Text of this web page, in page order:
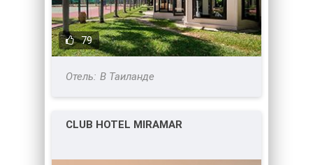
79
В Таиланде
CLUB HOTEL MIRAMAR